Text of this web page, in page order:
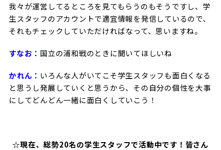
我々が運営してるところを見てもらうのもそうですし、学
生スタッフのアカウントで適宜情報を発信しているので、
それもチェックしていただければなって、思いますね。
すなお： 国立の浦和戦のときに聞いてほしいね
かれん： いろんな人がいてこそ学生スタッフも面白くなる
と思うし発展していくと思うから、その自分の個性を大事
にしてどんどん一緒に面白くしていこう！
☆現在、総勢20名の学生スタッフで活動中です！皆さん